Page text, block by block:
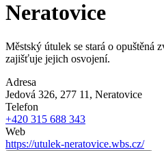
Neratovice
Městský útulek se stará o opuštěná
zajišťuje jejich osvojení.
Adresa
Jedová 326, 277 11 , Neratovice
Telefon
+420 315 688 343
Web
https://utulek-neratovice.wbs.cz/